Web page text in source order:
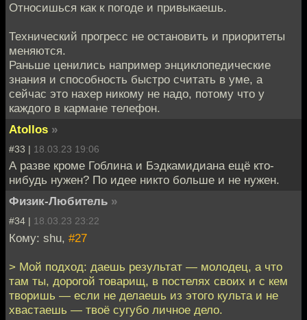
Относишься как к погоде и привыкаешь.
Технический прогресс не остановить и приоритеты
меняются.
Раньше ценились например энциклопедические
знания и способность быстро считать в уме, а
сейчас это нахер никому не надо, потому что у
каждого в кармане телефон.
Atollos »
#33 | 18.03.23 19:06
А разве кроме Гоблина и Бэдкамидиана ещё кто-
нибудь нужен? По идее никто больше и не нужен.
Физик-Любитель »
#34 | 18.03.23 23:22
Кому: shu, #27
> Мой подход: даешь результат — молодец, а что
там ты, дорогой товарищ, в постелях своих и с кем
творишь — если не делаешь из этого культа и не
хвастаешь — твоё сугубо личное дело.